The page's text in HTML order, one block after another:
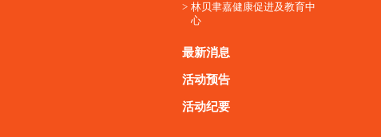
林贝聿嘉健康促进及教育中
心
最新消息
活动预告
活动纪要